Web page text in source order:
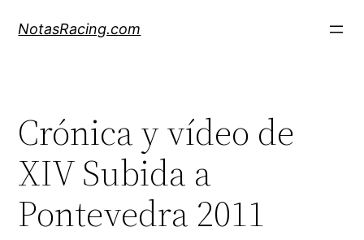
NotasRacing.com
Crónica y vídeo de
XIV Subida a
Pontevedra 2011